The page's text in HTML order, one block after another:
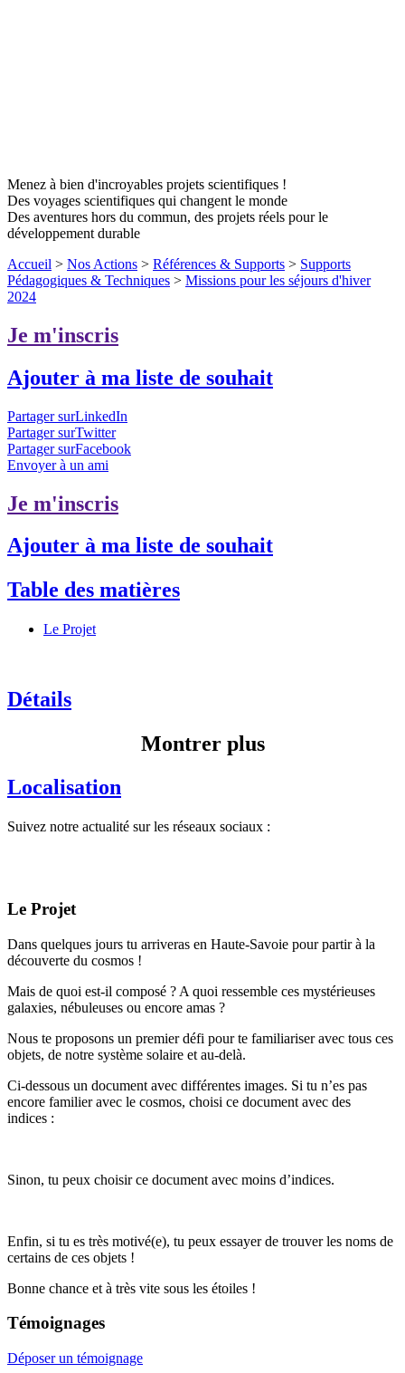
Menez à bien d'incroyables projets scientifiques !
Des voyages scientifiques qui changent le monde
Des aventures hors du commun, des projets réels pour le
développement durable
Accueil > Nos Actions > Références & Supports > Supports
Pédagogiques & Techniques > Missions pour les séjours d'hiver
2024
Je m'inscris
Ajouter à ma liste de souhait
Partager surLinkedIn
Partager surTwitter
Partager surFacebook
Envoyer à un ami
Je m'inscris
Ajouter à ma liste de souhait
Table des matières
Le Projet
Détails
Montrer plus
Localisation
Suivez notre actualité sur les réseaux sociaux :
Le Projet
Dans quelques jours tu arriveras en Haute-Savoie pour partir à la
découverte du cosmos !
Mais de quoi est-il composé ? A quoi ressemble ces mystérieuses
galaxies, nébuleuses ou encore amas ?
Nous te proposons un premier défi pour te familiariser avec tous ces
objets, de notre système solaire et au-delà.
Ci-dessous un document avec différentes images. Si tu n’es pas
encore familier avec le cosmos, choisi ce document avec des
indices :
Sinon, tu peux choisir ce document avec moins d’indices.
Enfin, si tu es très motivé(e), tu peux essayer de trouver les noms de
certains de ces objets !
Bonne chance et à très vite sous les étoiles !
Témoignages
Déposer un témoignage